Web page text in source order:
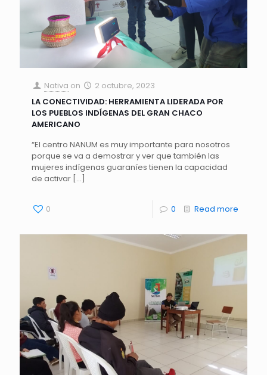
Nativa on
2 octubre, 2023
LA CONECTIVIDAD: HERRAMIENTA LIDERADA POR
LOS PUEBLOS INDÍGENAS DEL GRAN CHACO
AMERICANO
“El centro NANUM es muy importante para nosotros
porque se va a demostrar y ver que también las
mujeres indígenas guaraníes tienen la capacidad
de activar […]
0 0 Read more